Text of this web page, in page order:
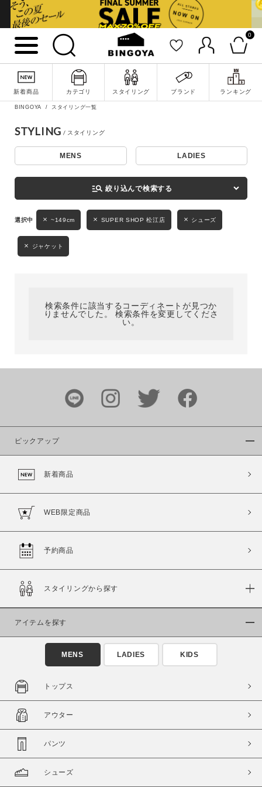
0
新着商品 カテゴリ スタイリング ブランド ランキング
詳細検索
キーワード
性別
MENS LADIES KIDS
ブランド
カラー
商品タイプ
通常商品
セール価格 WEB限定
在庫
在庫あり
BINGOYA スタイリング一覧
STYLING
MENS LADIES
manage_search 絞り込んで検索する
~149cm SUPER SHOP 松江店 シューズ
ジャケット
検索条件に該当するコーディネートが見つか
りませんでした。 検索条件を変更してくださ
い。
ピックアップ
新着商品
WEB限定商品
予約商品
スタイリングから探す
アイテムを探す
MENS LADIES KIDS
トップス
アウター
パンツ
シューズ